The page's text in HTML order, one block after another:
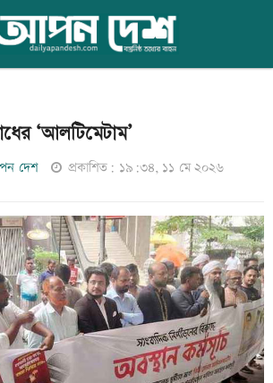
‘আলটিমেটাম’
দেশ প্রকাশিত: ১৯:৩৪, ১১ মে ২০২৬